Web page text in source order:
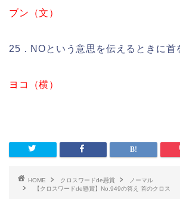
ブン（文）
25．NOという意思を伝えるときに首
ヨコ（横）
HOME クロスワードde懸賞
ノーマル
【クロスワードde懸賞】No.949の答え 首のクロス